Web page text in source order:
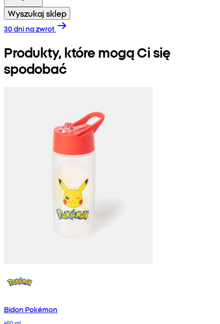
Wyszukaj sklep
30 dni na zwrot
Produkty, które mogą Ci się
spodobać
Bidon Pokémon